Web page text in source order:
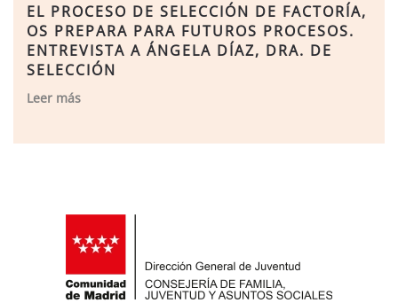
EL PROCESO DE SELECCIÓN DE FACTORÍA,
OS PREPARA PARA FUTUROS PROCESOS.
ENTREVISTA A ÁNGELA DÍAZ, DRA. DE
SELECCIÓN
Leer más